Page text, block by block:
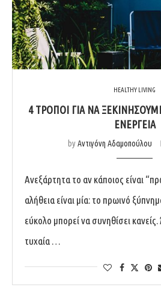
HEALTHY LIVING
4 ΤΡΟΠΟΙ ΓΙΑ ΝΑ
ΕΝΕΡΓΕΙΑ
byΑντιγόνη Αδαμοπούλου
Ανεξάρτητα το αν κάποιος είναι
αλήθεια είναι μία: το πρωινό
εύκολο μπορεί να συνηθίσει
τυχαία …